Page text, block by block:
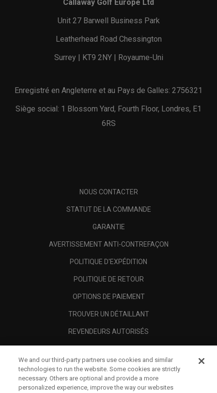
Callaway Golf Europe Ltd
Unit 27 Barwell Business Park
Leatherhead Road Chessington
Surrey | KT9 2NY | Royaume-Uni
Enregistré en Angleterre et au Pays de Galles: 2756321
Siège social: 1 Blossom Yard, Fourth Floor, Londres, E1
6RS
NOUS CONTACTER
STATUT DE LA COMMANDE
GARANTIE
AVERTISSEMENT ANTI-CONTREFAÇON
POLITIQUE D'EXPÉDITION
POLITIQUE DE RETOUR
OPTIONS DE PAIEMENT
TROUVER UN DÉTAILLANT
REVENDEURS AUTORISÉS
A PROPOS
MENTIONS LÉGALES
We and our third-party partners use cookies and similar
technologies to run the website. Some cookies are strictly
necessary. Others are optional and provide a more
personalized experience, improve the way our websites